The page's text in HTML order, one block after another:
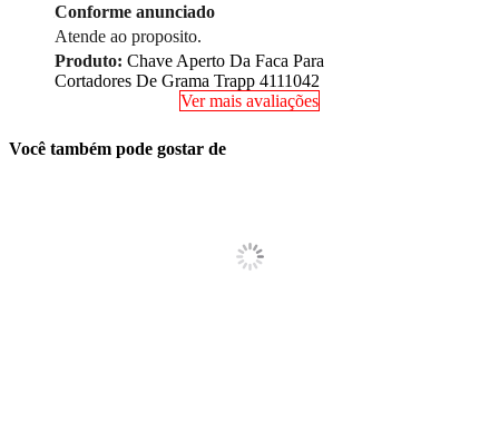
Conforme anunciado
Atende ao proposito.
Produto: Chave Aperto Da Faca Para
Cortadores De Grama Trapp 4111042
Ver mais avaliações
Você também pode gostar de